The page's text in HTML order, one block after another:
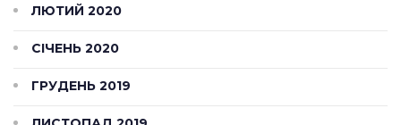
ЛЮТИЙ 2020
СІЧЕНЬ 2020
ГРУДЕНЬ 2019